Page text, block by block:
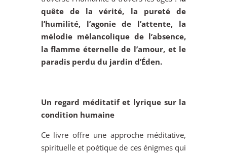
quête de la vérité, la pureté de
l’humilité, l’agonie de l’attente, la
mélodie mélancolique de l’absence,
la flamme éternelle de l’amour, et le
paradis perdu du jardin d’Éden.
Un regard méditatif et lyrique sur la
condition humaine
Ce livre offre une approche méditative,
spirituelle et poétique de ces énigmes qui